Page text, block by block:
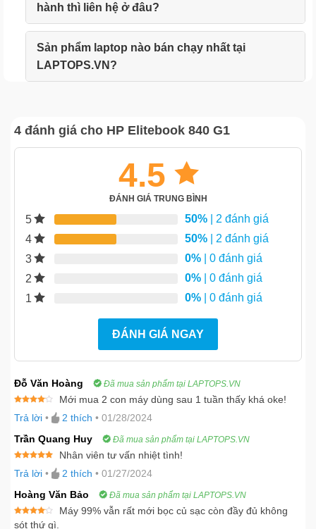
hành thì liên hệ ở đâu?
Sản phẩm laptop nào bán chạy nhất tại
LAPTOPS.VN?
4 đánh giá cho HP Elitebook 840 G1
4.5
ĐÁNH GIÁ TRUNG BÌNH
5 50% | 2 đánh giá
4
50% | 2 đánh giá
3
0% | 0 đánh giá
2
0% | 0 đánh giá
1
0% | 0 đánh giá
ĐÁNH GIÁ NGAY
Đỗ Văn Hoàng Đã mua sản phẩm tại LAPTOPS.VN
xếp
5 sao
Mới mua 2 con máy dùng sau 1 tuần thấy khá oke!
Trả lời • 2 thích • 01/28/2024
Trần Quang Huy
Đã mua sản phẩm tại LAPTOPS.VN
hạng55
Nhân viên tư vấn nhiệt tình!
Trả lời • 2 thích • 01/27/2024
Hoàng Văn Bảo
Đã mua sản phẩm tại LAPTOPS.VN
Được
Máy 99% vẫn rất mới bọc củ sạc còn đầy đủ không
sót thứ gì.